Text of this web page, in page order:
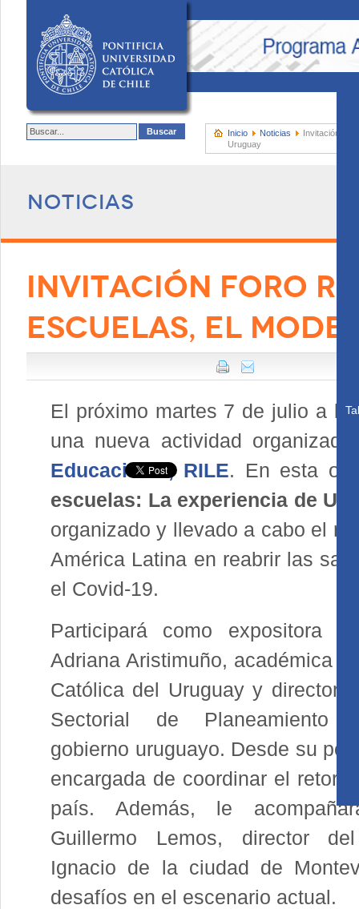
Inicio Noticias
Invitación
Uruguay
Noticias
INVITACIÓN FORO
ESCUELAS, EL
El próximo martes 7 de julio a
una nueva actividad
Educacional, RILE. En esta
escuelas: La experiencia de
organizado y llevado a cabo el
América Latina en reabrir las
el Covid-19.
Participará como expositora
Adriana Aristimuño, académica
Católica del Uruguay y
Sectorial de Planeamiento
gobierno uruguayo. Desde su
encargada de coordinar el
país. Además, le
Guillermo Lemos, director
Ignacio de la ciudad de
desafíos en el escenario actual.